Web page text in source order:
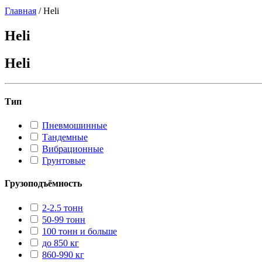
Главная /Heli
Heli
Heli
Тип
Пневмошинные
Тандемные
Вибрационные
Грунтовые
Грузоподъёмность
2-2.5 тонн
50-99 тонн
100 тонн и больше
до 850 кг
860-990 кг